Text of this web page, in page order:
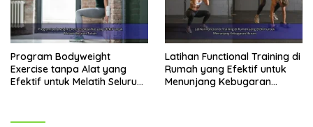
Program Bodyweight
Exercise tanpa Alat yang
Efektif untuk Melatih Seluruh
Latihan Functional Training di
Rumah yang Efektif untuk
Menunjang Kebugaran